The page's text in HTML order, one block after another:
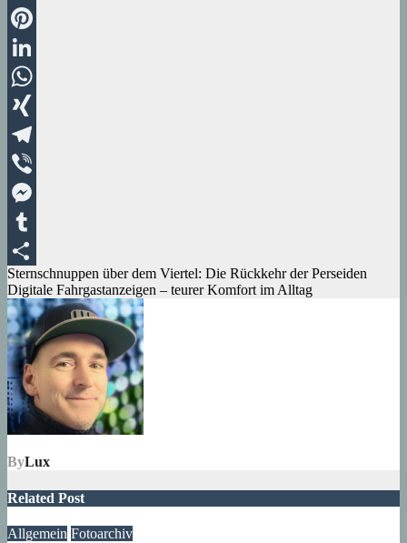
Email
Pinterest
LinkedIn
WhatsApp
XING
Telegram
Viber
Messenger
Tumblr
Teilen
Beitragsnavigation
Sternschnuppen über dem Viertel: Die Rückkehr der Perseiden
Digitale Fahrgastanzeigen – teurer Komfort im Alltag
ByLux
Related Post
Allgemein Fotoarchiv